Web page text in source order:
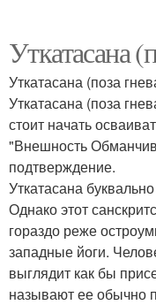
Уткатасана
Уткатасана (поза
Уткатасана (поза
стоит начать
"Внешность
подтверждение.
Уткатасана
Однако этот
гораздо реже
западные йоги.
выглядит как бы
называют ее обычно